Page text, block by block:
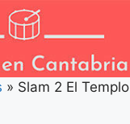
» Slam 2 El